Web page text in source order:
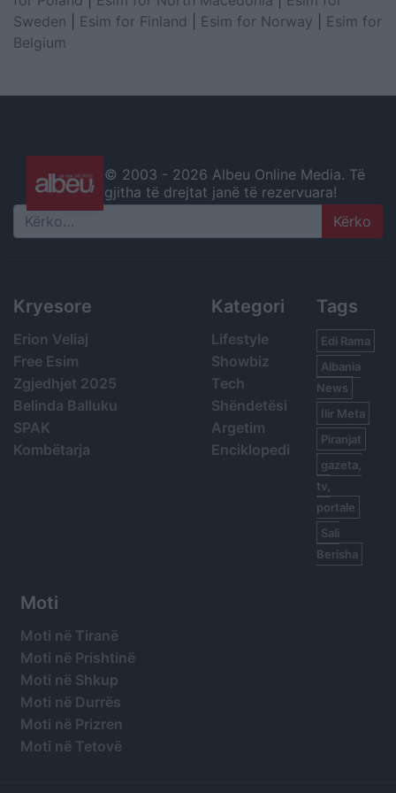
Sweden
Esim for Finland Esim for Norway
Esim for
Belgium
© 2003 - 2026 Albeu Online Media. Të
gjitha të drejtat janë të rezervuara!
Search
Kryesore
Erion Veliaj
Free Esim
Zgjedhjet 2025
Belinda Balluku
SPAK
Kombëtarja
Kategori
Lifestyle
Showbiz
Tech
Shëndetësi
Argetim
Enciklopedi
Tags
Edi Rama
Albania
News
Ilir Meta
Piranjat
gazeta,
tv,
portale
Sali
Berisha
Moti
Moti në Tiranë
Moti në Prishtinë
Moti në Shkup
Moti në Durrës
Moti në Prizren
Moti në Tetovë